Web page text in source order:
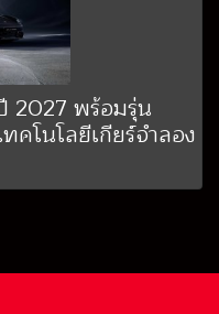
2027 พร้อมรุ่น
โนโลยีเกียร์จำลอง